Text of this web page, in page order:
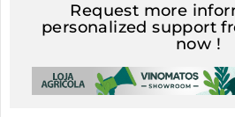
Request more
personalized support
now !